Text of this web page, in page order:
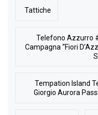
Tattiche
Telefono Azzurro
Campagna “Fiori
Tempation Island
Giorgio Aurora